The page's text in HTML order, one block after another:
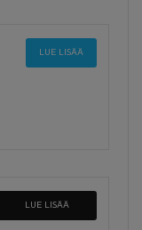
LUE LISÄÄ
LUE LISÄÄ